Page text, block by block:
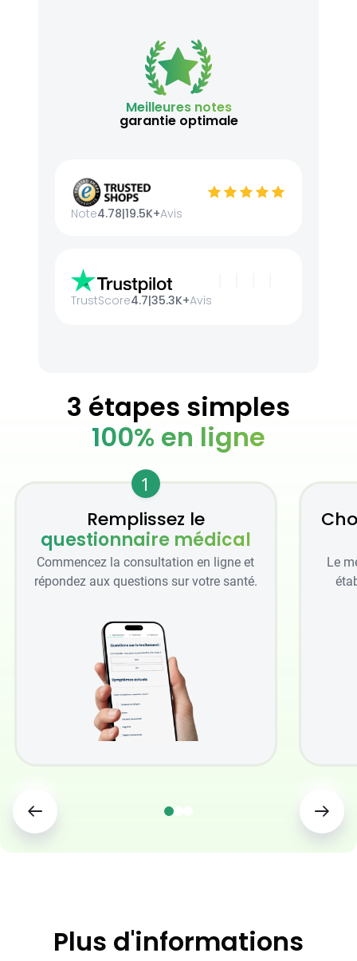
Meilleures notes
garantie optimale
Note4.78|19.5K+Avis
TrustScore4.7|35.3K+Avis
3 étapes simples
100% en ligne
1
Remplissez le
questionnaire médical
Commencez la consultation en ligne et
répondez aux questions sur votre santé.
Le
Plus d'informations